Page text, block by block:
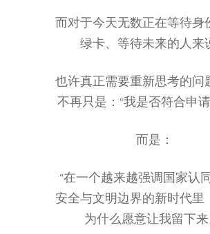
而对于今天无数正在等待
绿卡、等待未来的人来
也许真正需要重新思考的
不再只是：“我是否符合申
而是：
“在一个越来越强调国家认
安全与文明边界的新时代里
为什么愿意让我留下